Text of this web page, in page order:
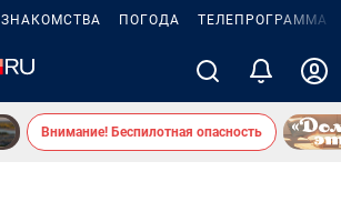
ЗНАКОМСТВА ПОГОДА ТЕЛЕПРОГРАММА
Внимание! Беспилотная опасность